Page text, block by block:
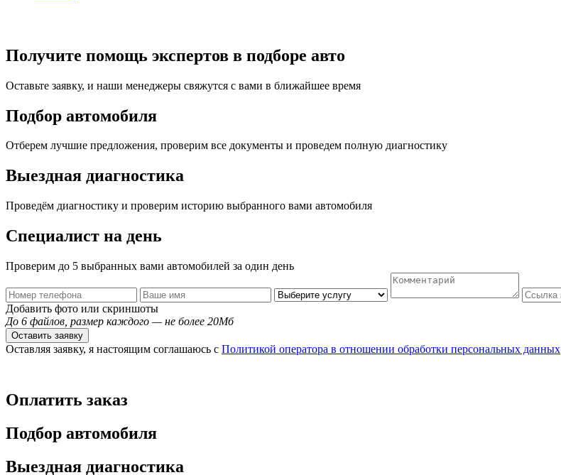
Получите помощь экспертов в подборе авто
Оставьте заявку, и наши менеджеры свяжутся с вами в ближайшее время
Подбор автомобиля
Отберем лучшие предложения, проверим все документы и проведем полную диагностику
Выездная диагностика
Проведём диагностику и проверим историю выбранного вами автомобиля
Специалист на день
Проверим до 5 выбранных вами автомобилей за один день
Добавить фото или скриншоты
До 6 файлов, размер каждого — не более 20Мб
Оставить заявку
Оставляя заявку, я настоящим соглашаюсь с Политикой оператора в отношении обработки персональных данных
Оплатить заказ
Подбор автомобиля
Выездная диагностика